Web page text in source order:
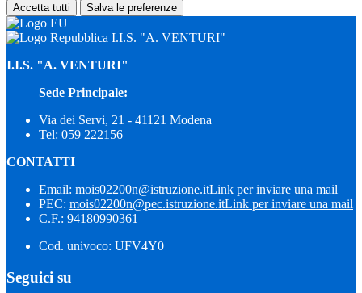
Accetta tutti Salva le preferenze
I.I.S. "A. VENTURI"
I.I.S. "A. VENTURI"
Sede Principale:
Via dei Servi, 21 - 41121 Modena
Tel: 059 222156
CONTATTI
Email: mois02200n@istruzione.itLink per inviare una mail
PEC: mois02200n@pec.istruzione.itLink per inviare una mail
C.F.: 94180990361
Cod. univoco: UFV4Y0
Seguici su